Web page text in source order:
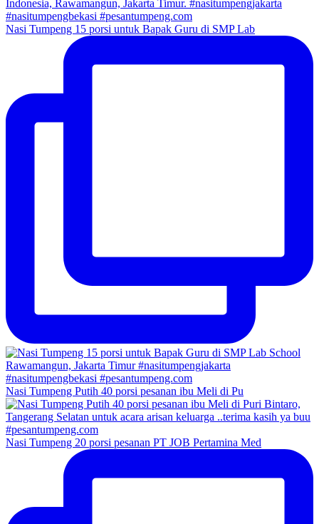
Nasi Tumpeng 15 porsi untuk Bapak Guru di SMP Lab
Nasi Tumpeng Putih 40 porsi pesanan ibu Meli di Pu
Nasi Tumpeng 20 porsi pesanan PT JOB Pertamina Med